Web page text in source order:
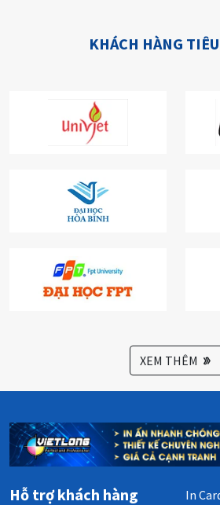
KHÁCH HÀNG
XEM THÊM
Hỗ trợ khách hàng
In